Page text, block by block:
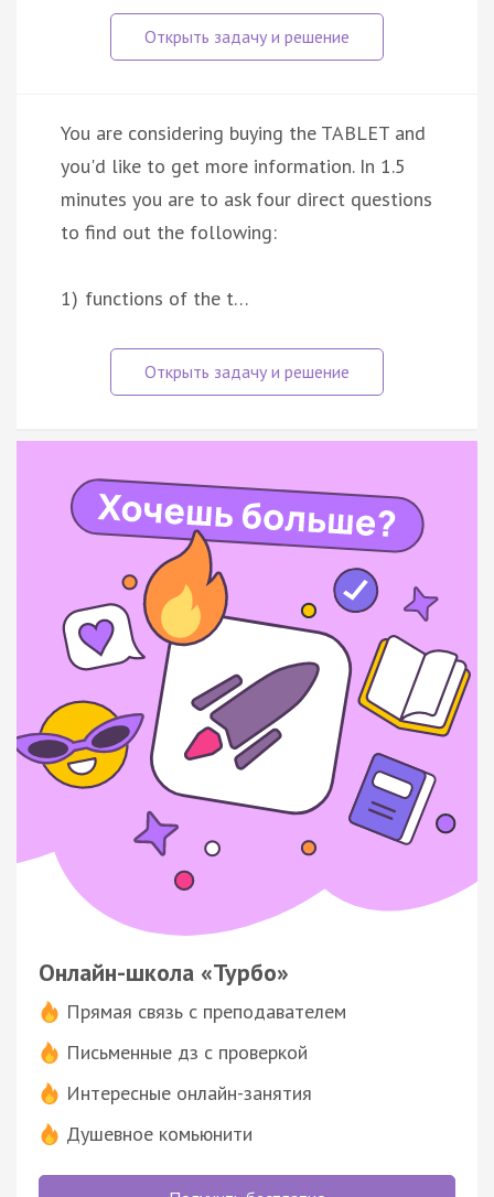
You are considering buying the TABLET and
you'd like to get more information. In 1.5
minutes you are to ask four direct questions
to find out the following:
1) functions of the t…
Онлайн-школа «Турбо»
Прямая связь с преподавателем
Письменные дз с проверкой
Интересные онлайн-занятия
Душевное комьюнити